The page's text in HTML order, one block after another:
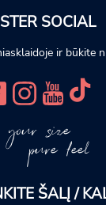
SOCIAL
ir būkite
your size
pure feel
ŠALĮ /